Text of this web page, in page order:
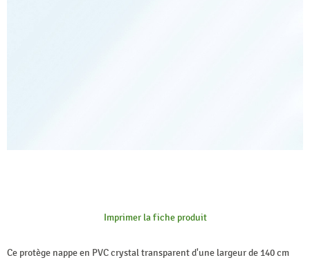
Imprimer la fiche produit
Ce protège nappe en PVC crystal transparent d'une largeur de 140 cm